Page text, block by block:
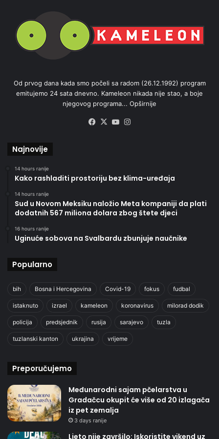
Od prvog dana kada smo počeli sa radom (26.12.1992) program
emitujemo 24 sata dnevno. Kameleon nikada nije stao, a boje
njegovog programa... Opširnije
Facebook
X YouTube
Najnovije
14 hours ranije
Kako rashladiti prostoriju bez klima-uređaja
14 hours ranije
Sud u Novom Meksiku naložio Meta kompaniji da plati
dodatnih 567 miliona dolara zbog štete djeci
16 hours ranije
Uginuće sobova na Svalbardu zbunjuje naučnike
Popularno
bih Bosna i Hercegovina Covid-19 fokus fudbal
istaknuto izrael kameleon koronavirus milorad dodik
policija predsjednik rusija sarajevo tuzla
tuzlanski kanton ukrajina vrijeme
Preporučujemo
Međunarodni sajam pčelarstva u
Gradačcu okupit će više od 20 izlagača
iz pet zemalja
3 days ranije
Ljeto nije završilo: Iskoristite vikend uz